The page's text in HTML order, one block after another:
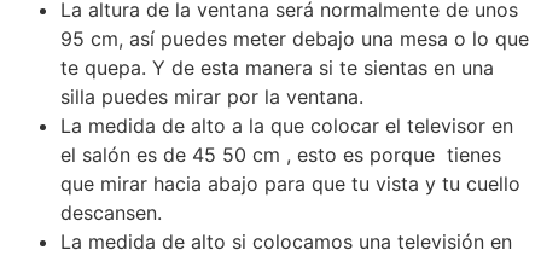
La altura de la ventana será normalmente de unos
95 cm, así puedes meter debajo una mesa o lo que
te quepa. Y de esta manera si te sientas en una
silla puedes mirar por la ventana.
La medida de alto a la que colocar el televisor en
el salón es de 45 50 cm , esto es porque tienes
que mirar hacia abajo para que tu vista y tu cuello
descansen.
La medida de alto si colocamos una televisión en